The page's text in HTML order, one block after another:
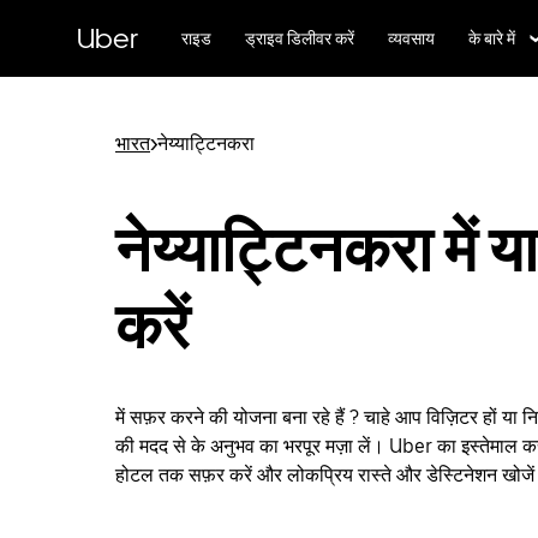
पर
Uber राइड ड्राइव डिलीवर करें व्यवसाय के बारे में
भारत>नेय्याट्टिनकरा
नेय्याट्टिनकरा में
करें
में सफ़र करने की योजना बना रहे हैं ? चाहे आप विज़िटर हों या
की मदद से के अनुभव का भरपूर मज़ा लें। Uber का इस्तेमाल
होटल तक सफ़र करें और लोकप्रिय रास्ते और डेस्टिनेशन